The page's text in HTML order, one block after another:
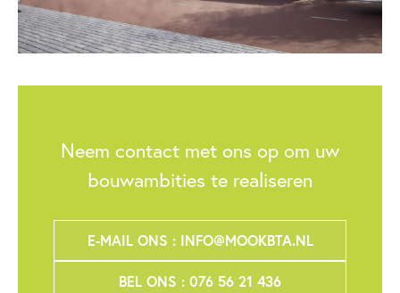
Neem contact met ons op om uw
bouwambities te realiseren
E-MAIL ONS : INFO@MOOKBTA.NL
BEL ONS : 076 56 21 436